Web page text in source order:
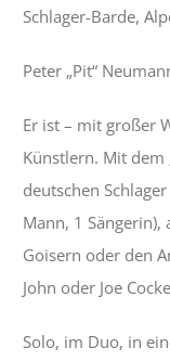
Schlager-Barde,
Peter „Pit“
Er ist – mit großer
Künstlern. Mit dem
deutschen
Mann, 1
Goisern oder den
John oder Joe
Solo, im Duo, in